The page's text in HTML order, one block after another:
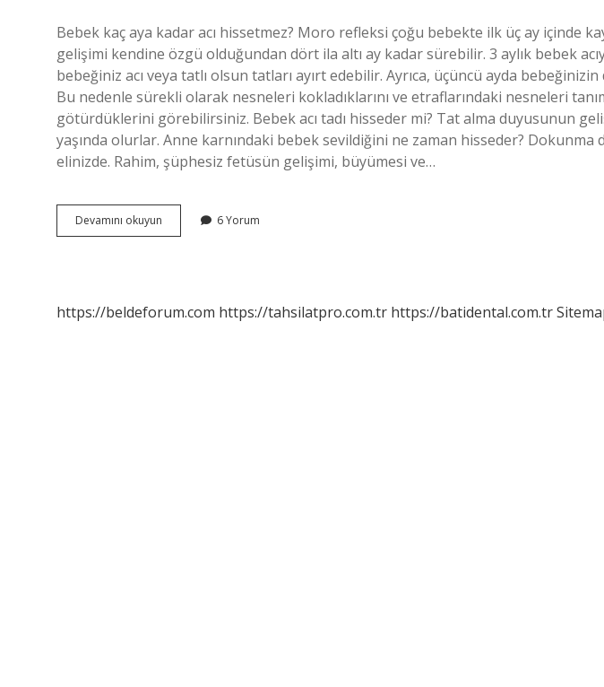
Bebek kaç aya kadar acı hissetmez? Moro refleksi çoğu bebekte ilk üç ay içinde
gelişimi kendine özgü olduğundan dört ila altı ay kadar sürebilir. 3 aylık bebek
bebeğiniz acı veya tatlı olsun tatları ayırt edebilir. Ayrıca, üçüncü ayda
Bu nedenle sürekli olarak nesneleri kokladıklarını ve etraflarındaki nesneleri
götürdüklerini görebilirsiniz. Bebek acı tadı hisseder mi? Tat alma duyusunun
yaşında olurlar. Anne karnındaki bebek sevildiğini ne zaman hisseder?
elinizde. Rahim, şüphesiz fetüsün gelişimi, büyümesi ve…
Devamını okuyun
Ne
6 Yorum
https://beldeforum.com https://tahsilatpro.com.tr https://batidental.com.tr